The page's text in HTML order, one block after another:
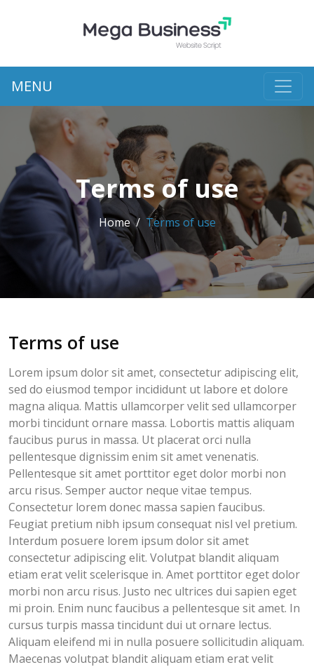
MENU
Terms of use
Home Terms of use
Terms of use
Lorem ipsum dolor sit amet, consectetur adipiscing elit,
sed do eiusmod tempor incididunt ut labore et dolore
magna aliqua. Mattis ullamcorper velit sed ullamcorper
morbi tincidunt ornare massa. Lobortis mattis aliquam
faucibus purus in massa. Ut placerat orci nulla
pellentesque dignissim enim sit amet venenatis.
Pellentesque sit amet porttitor eget dolor morbi non
arcu risus. Semper auctor neque vitae tempus.
Consectetur lorem donec massa sapien faucibus.
Feugiat pretium nibh ipsum consequat nisl vel pretium.
Interdum posuere lorem ipsum dolor sit amet
consectetur adipiscing elit. Volutpat blandit aliquam
etiam erat velit scelerisque in. Amet porttitor eget dolor
morbi non arcu risus. Justo nec ultrices dui sapien eget
mi proin. Enim nunc faucibus a pellentesque sit amet. In
cursus turpis massa tincidunt dui ut ornare lectus.
Aliquam eleifend mi in nulla posuere sollicitudin aliquam.
Maecenas volutpat blandit aliquam etiam erat velit